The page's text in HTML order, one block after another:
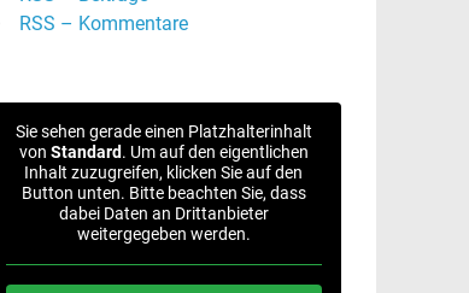
RSS – Kommentare
Sie sehen gerade einen Platzhalterinhalt
von Standard. Um auf den eigentlichen
Inhalt zuzugreifen, klicken Sie auf den
Button unten. Bitte beachten Sie, dass
dabei Daten an Drittanbieter
weitergegeben werden.